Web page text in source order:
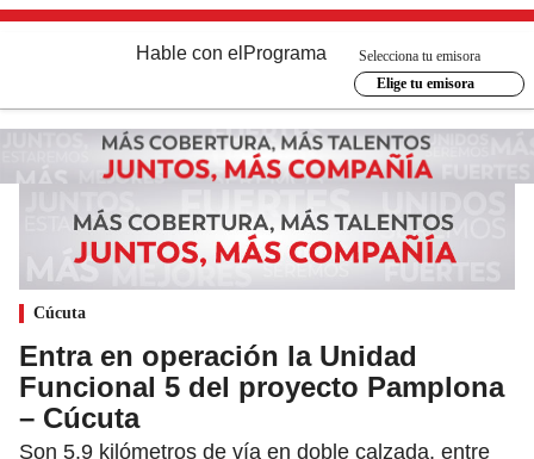
Hable con el Programa
Selecciona tu emisora
Elige tu emisora
Cúcuta
Entra en operación la Unidad
Funcional 5 del proyecto Pamplona
– Cúcuta
Son 5.9 kilómetros de vía en doble calzada, entre